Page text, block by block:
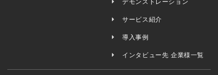
デモンストレーション
サービス紹介
導入事例
インタビュー先 企業様一覧